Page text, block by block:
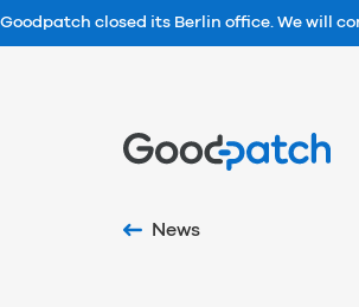
Goodpatch closed its Berlin office. We will
News